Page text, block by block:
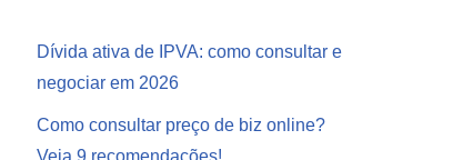
Dívida ativa de IPVA: como consultar e
negociar em 2026
Como consultar preço de biz online?